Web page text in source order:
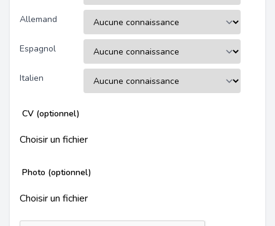
Allemand
Espagnol
Italien
CV (optionnel)
Choisir un fichier
Photo (optionnel)
Choisir un fichier